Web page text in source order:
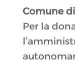
Comune
Per la